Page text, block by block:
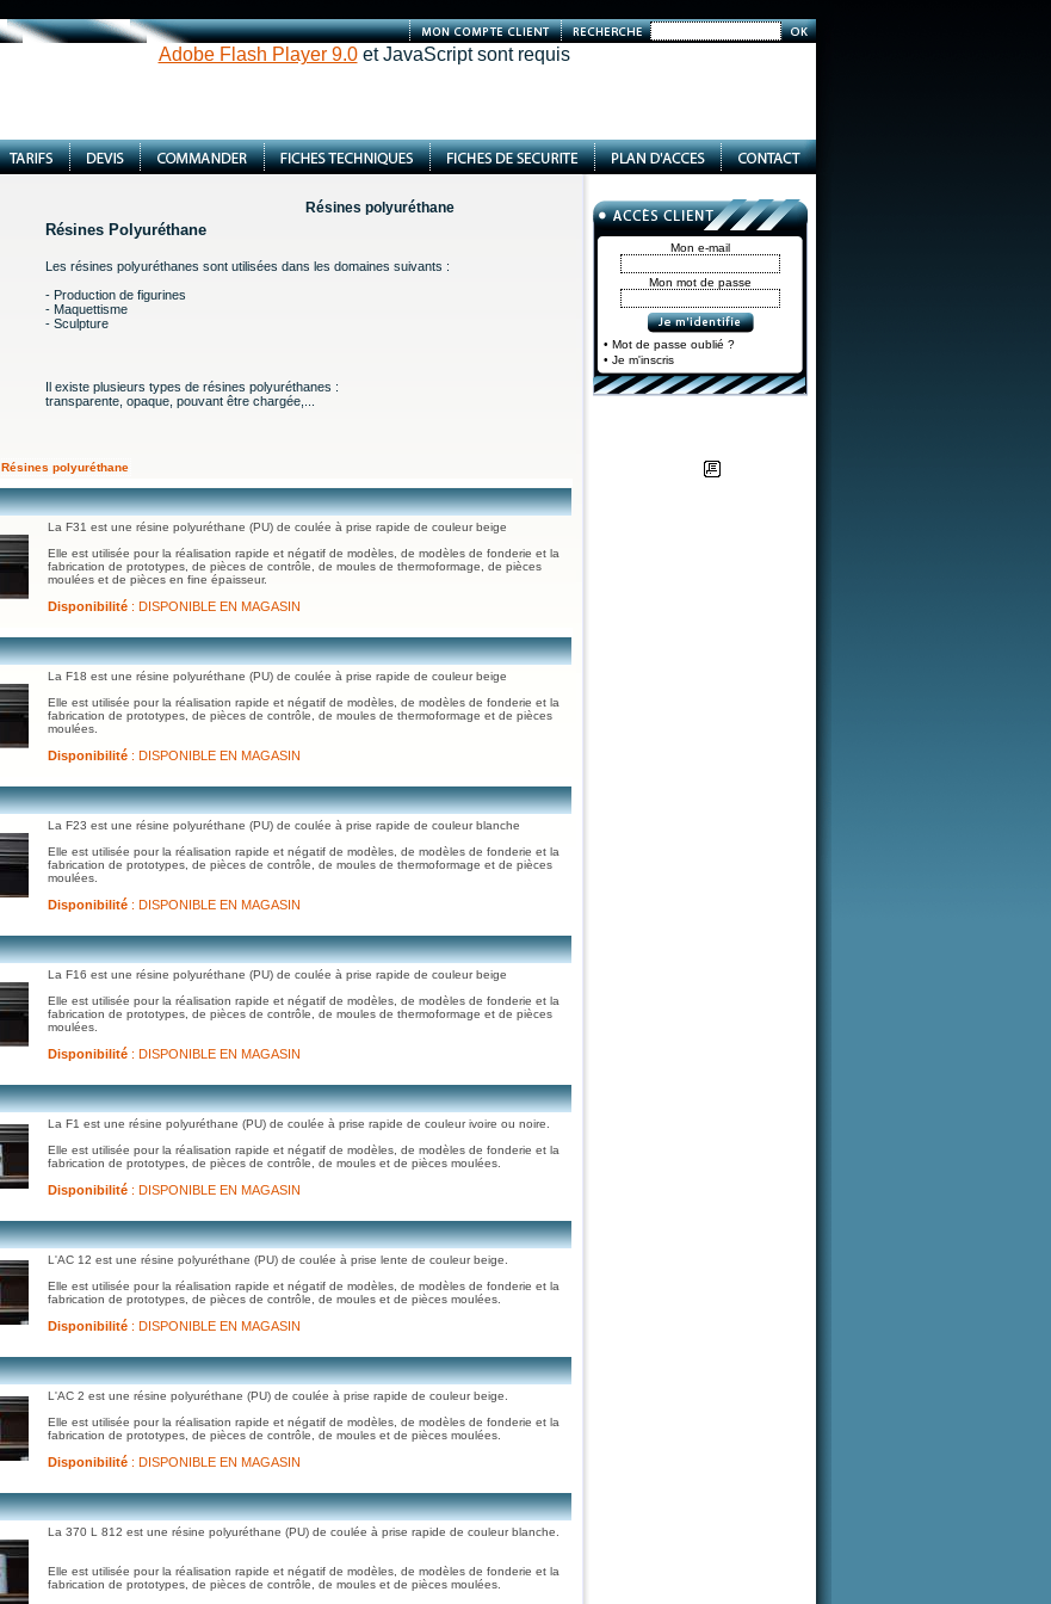
Adobe Flash Player 9.0et JavaScript sont requis
Résines polyuréthane
Résines Polyuréthane
Les résines polyuréthanes sont utilisées dans les domaines suivants :
- Production de figurines
- Maquettisme
- Sculpture
Il existe plusieurs types de résines polyuréthanes :
transparente, opaque, pouvant être chargée,...
Résines polyuréthane
La F31 est une résine polyuréthane (PU) de coulée à prise rapide de couleur beige
Elle est utilisée pour la réalisation rapide et négatif de modèles, de modèles de fonderie et la
fabrication de prototypes, de pièces de contrôle, de moules de thermoformage, de pièces
moulées et de pièces en fine épaisseur.
Disponibilité : DISPONIBLE EN MAGASIN
La F18 est une résine polyuréthane (PU) de coulée à prise rapide de couleur beige
Elle est utilisée pour la réalisation rapide et négatif de modèles, de modèles de fonderie et la
fabrication de prototypes, de pièces de contrôle, de moules de thermoformage et de pièces
moulées.
Disponibilité : DISPONIBLE EN MAGASIN
La F23 est une résine polyuréthane (PU) de coulée à prise rapide de couleur blanche
Elle est utilisée pour la réalisation rapide et négatif de modèles, de modèles de fonderie et la
fabrication de prototypes, de pièces de contrôle, de moules de thermoformage et de pièces
moulées.
Disponibilité : DISPONIBLE EN MAGASIN
La F16 est une résine polyuréthane (PU) de coulée à prise rapide de couleur beige
Elle est utilisée pour la réalisation rapide et négatif de modèles, de modèles de fonderie et la
fabrication de prototypes, de pièces de contrôle, de moules de thermoformage et de pièces
moulées.
Disponibilité : DISPONIBLE EN MAGASIN
La F1 est une résine polyuréthane (PU) de coulée à prise rapide de couleur ivoire ou noire.
Elle est utilisée pour la réalisation rapide et négatif de modèles, de modèles de fonderie et la
fabrication de prototypes, de pièces de contrôle, de moules et de pièces moulées.
Disponibilité : DISPONIBLE EN MAGASIN
L'AC 12 est une résine polyuréthane (PU) de coulée à prise lente de couleur beige.
Elle est utilisée pour la réalisation rapide et négatif de modèles, de modèles de fonderie et la
fabrication de prototypes, de pièces de contrôle, de moules et de pièces moulées.
Disponibilité : DISPONIBLE EN MAGASIN
L'AC 2 est une résine polyuréthane (PU) de coulée à prise rapide de couleur beige.
Elle est utilisée pour la réalisation rapide et négatif de modèles, de modèles de fonderie et la
fabrication de prototypes, de pièces de contrôle, de moules et de pièces moulées.
Disponibilité : DISPONIBLE EN MAGASIN
La 370 L 812 est une résine polyuréthane (PU) de coulée à prise rapide de couleur blanche.
Elle est utilisée pour la réalisation rapide et négatif de modèles, de modèles de fonderie et la
fabrication de prototypes, de pièces de contrôle, de moules et de pièces moulées.
Mon e-mail
Mon mot de passe
• Mot de passe oublié ?
• Je m'inscris